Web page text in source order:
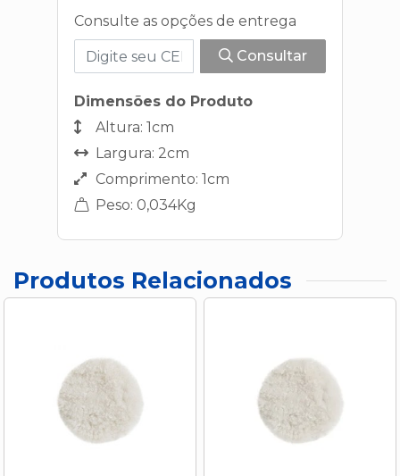
Consulte as opções de entrega
Consultar
Dimensões do Produto
Altura: 1cm
Largura: 2cm
Comprimento: 1cm
Peso: 0,034Kg
Produtos Relacionados